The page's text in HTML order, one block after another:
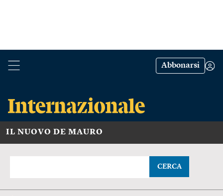
Abbonarsi
IL NUOVO DE MAURO
CERCA